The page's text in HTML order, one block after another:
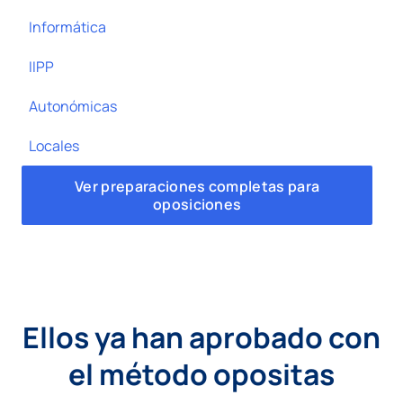
Informática
IIPP
Autonómicas
Locales
Ver preparaciones completas para
oposiciones
Ellos ya han aprobado con
el método opositas